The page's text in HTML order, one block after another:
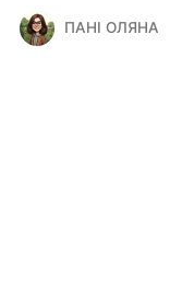
ПАНІ ОЛЯНА